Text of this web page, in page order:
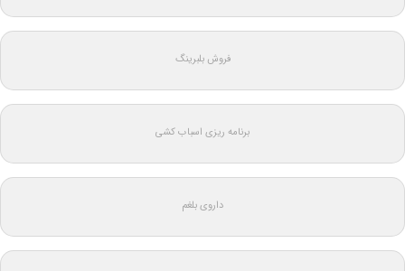
فروش بلبرینگ
برنامه ریزی اسباب کشی
داروی بلغم